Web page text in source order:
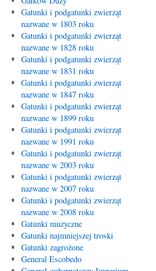
Gatunki i podgatunki zwierząt
nazwane w 1803 roku
Gatunki i podgatunki zwierząt
nazwane w 1828 roku
Gatunki i podgatunki zwierząt
nazwane w 1831 roku
Gatunki i podgatunki zwierząt
nazwane w 1847 roku
Gatunki i podgatunki zwierząt
nazwane w 1899 roku
Gatunki i podgatunki zwierząt
nazwane w 1991 roku
Gatunki i podgatunki zwierząt
nazwane w 2003 roku
Gatunki i podgatunki zwierząt
nazwane w 2007 roku
Gatunki i podgatunki zwierząt
nazwane w 2008 roku
Gatunki muzyczne
Gatunki najmniejszej troski
Gatunki zagrożone
General Escobedo